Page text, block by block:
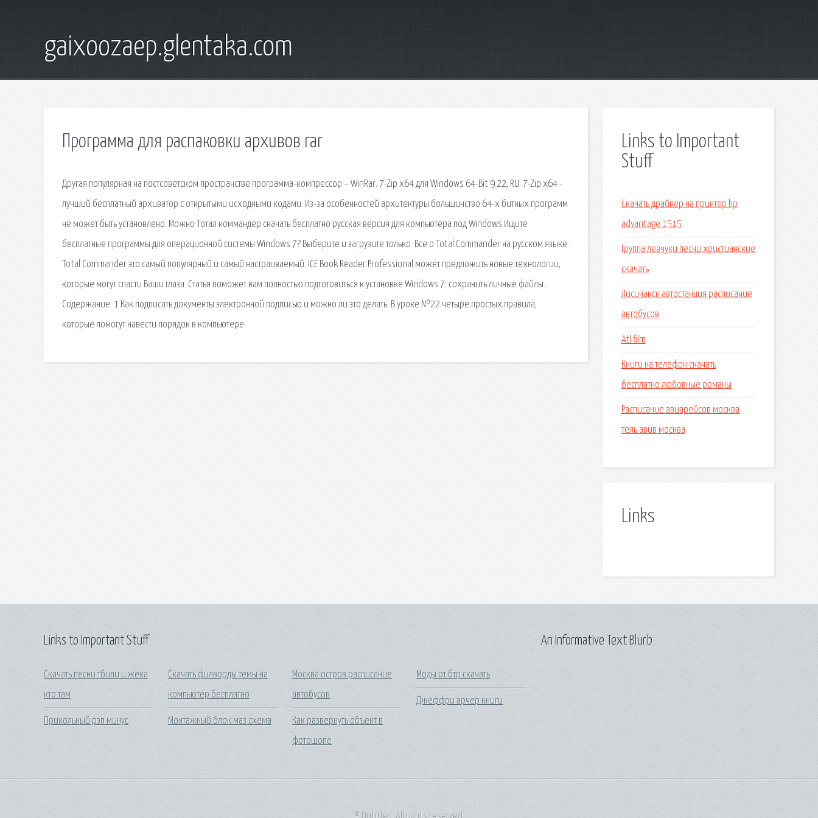
gaixoozaep.glentaka.com
Программа для распаковки архивов rar
Другая популярная на постсоветском пространстве программа-компрессор – WinRar. 7-Zip x64 для Windows 64-Bit 9.22, RU. 7-Zip x64 -
лучший бесплатный архиватор с открытыми исходными кодами. Из-за особенностей архитектуры большинство 64-х битных программ
не может быть установлено. Можно Тотал коммандер скачать бесплатно русская версия для компьютера под Windows Ищите
бесплатные программы для операционной системы Windows 7? Выберите и загрузите только. Все о Total Commander на русском языке.
Total Commander это самый популярный и самый настраиваемый. ICE Book Reader Professional может предложить новые технологии,
которые могут спасти Ваши глаза. Статья поможет вам полностью подготовиться к установке Windows 7: сохранить личные файлы.
Содержание. 1 Как подписать документы электронной подписью и можно ли это делать. В уроке №22 четыре простых правила,
которые помогут навести порядок в компьютере.
Links to Important
Stuff
Скачать драйвер на принтер hp
advantage 1515
Группа левчуки песни христианские
скачать
Лисичанск автостанция расписание
автобусов
Atl film
Книги на телефон скачать
бесплатно любовные романы
Расписание авиарейсов москва
тель авив москва
Links
Links to Important Stuff
Скачать песни тбили и жека
кто там
Прикольный рэп минус
Скачать филворды темы на
компьютер бесплатно
Монтажный блок маз схема
Москва остров расписание
автобусов
Как развернуть объект в
фотошопе
Моды от бтр скачать
Джеффри арчер книги
An Informative Text Blurb